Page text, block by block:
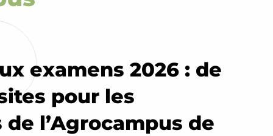
examens 2026 : de
pour les
l’Agrocampus de